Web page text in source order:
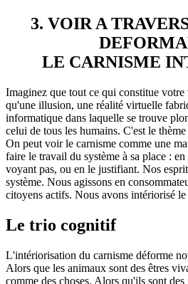
3. VOIR A
LE CARNISME
Imaginez que tout ce qui constitue
qu'une illusion, une réalité virtuelle
informatique dans laquelle se trouve
celui de tous les humains. C'est le
On peut voir le carnisme comme une
faire le travail du système à sa place :
voyant pas, ou en le justifiant. Nos
système. Nous agissons en
citoyens actifs. Nous avons intériorisé le
Le trio cognitif
L'intériorisation du carnisme déforme
Alors que les animaux sont des êtres
comme des choses. Alors qu'ils sont